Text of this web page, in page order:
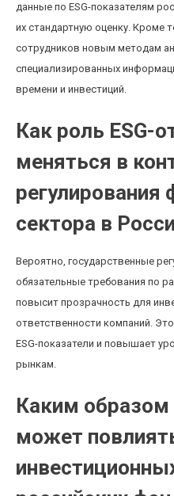
данные по ESG-показателям
их стандартную оценку. Кроме
сотрудников новым методам
специализированных
времени и инвестиций.
Как роль ESG-
меняться в
регулирования
сектора в
Вероятно, государственные
обязательные требования по
повысит прозрачность для
ответственности компаний.
ESG-показатели и повышает
рынкам.
Каким образом
может